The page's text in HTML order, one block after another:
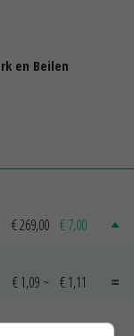
en Beilen
€ 269,00 € 7,00
€ 1,09 ~ € 1,11